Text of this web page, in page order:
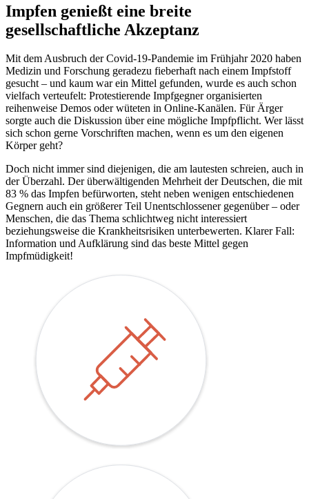
Impfen genießt eine breite
gesellschaftliche Akzeptanz
Mit dem Ausbruch der Covid-19-Pandemie im Frühjahr 2020 haben
Medizin und Forschung geradezu fieberhaft nach einem Impfstoff
gesucht – und kaum war ein Mittel gefunden, wurde es auch schon
vielfach verteufelt: Protestierende Impfgegner organisierten
reihenweise Demos oder wüteten in Online-Kanälen. Für Ärger
sorgte auch die Diskussion über eine mögliche Impfpflicht. Wer lässt
sich schon gerne Vorschriften machen, wenn es um den eigenen
Körper geht?
Doch nicht immer sind diejenigen, die am lautesten schreien, auch in
der Überzahl. Der überwältigenden Mehrheit der Deutschen, die mit
83 % das Impfen befürworten, steht neben wenigen entschiedenen
Gegnern auch ein größerer Teil Unentschlossener gegenüber – oder
Menschen, die das Thema schlichtweg nicht interessiert
beziehungsweise die Krankheitsrisiken unterbewerten. Klarer Fall:
Information und Aufklärung sind das beste Mittel gegen
Impfmüdigkeit!